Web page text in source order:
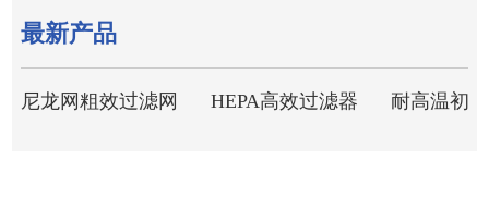
最新产品
尼龙网粗效过滤网 HEPA高效过滤器 耐高温初